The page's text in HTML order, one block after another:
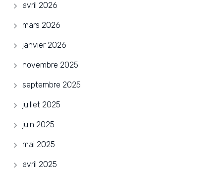
avril 2026
mars 2026
janvier 2026
novembre 2025
septembre 2025
juillet 2025
juin 2025
mai 2025
avril 2025